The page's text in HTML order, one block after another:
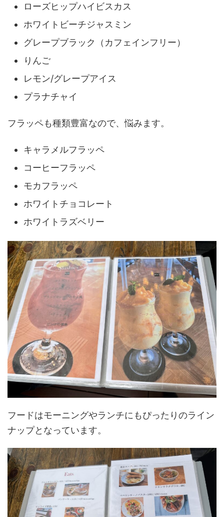
ローズヒップハイビスカス
ホワイトビーチジャスミン
グレープブラック（カフェインフリー）
りんご
レモン/グレープアイス
プラナチャイ
フラッペも種類豊富なので、悩みます。
キャラメルフラッペ
コーヒーフラッペ
モカフラッペ
ホワイトチョコレート
ホワイトラズベリー
フードはモーニングやランチにもぴったりのライン
ナップとなっています。